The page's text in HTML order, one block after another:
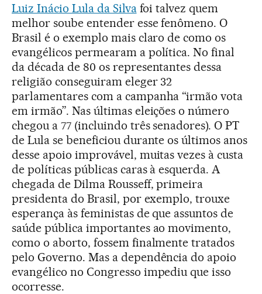
Luiz Inácio Lula da Silvafoi talvez quem
melhor soube entender esse fenômeno. O
Brasil é o exemplo mais claro de como os
evangélicos permearam a política. No final
da década de 80 os representantes dessa
religião conseguiram eleger 32
parlamentares com a campanha “irmão vota
em irmão”. Nas últimas eleições o número
chegou a 77 (incluindo três senadores). O PT
de Lula se beneficiou durante os últimos anos
desse apoio improvável, muitas vezes à custa
de políticas públicas caras à esquerda. A
chegada de Dilma Rousseff, primeira
presidenta do Brasil, por exemplo, trouxe
esperança às feministas de que assuntos de
saúde pública importantes ao movimento,
como o aborto, fossem finalmente tratados
pelo Governo. Mas a dependência do apoio
evangélico no Congresso impediu que isso
ocorresse.